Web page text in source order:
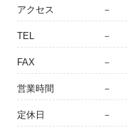
アクセス －
TEL －
FAX －
営業時間 －
定休日 －